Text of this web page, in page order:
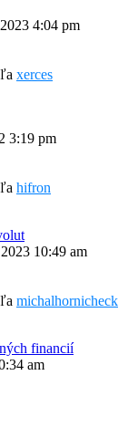
4:04 pm
xerces
3:19 pm
hifron
10:49 am
michalhornicheck
financií
am